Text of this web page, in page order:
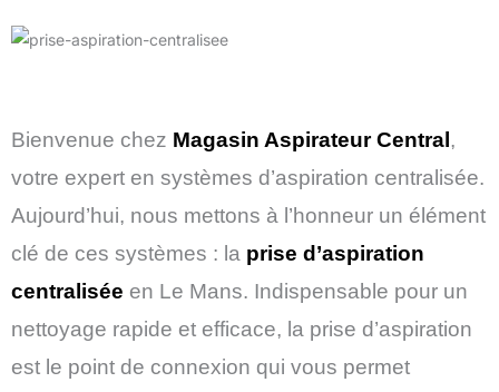
Bienvenue chez Magasin Aspirateur Central ,
votre expert en systèmes d’aspiration centralisée.
Aujourd’hui, nous mettons à l’honneur un élément
clé de ces systèmes : la prise d’aspiration
centralisée en Le Mans. Indispensable pour un
nettoyage rapide et efficace, la prise d’aspiration
est le point de connexion qui vous permet